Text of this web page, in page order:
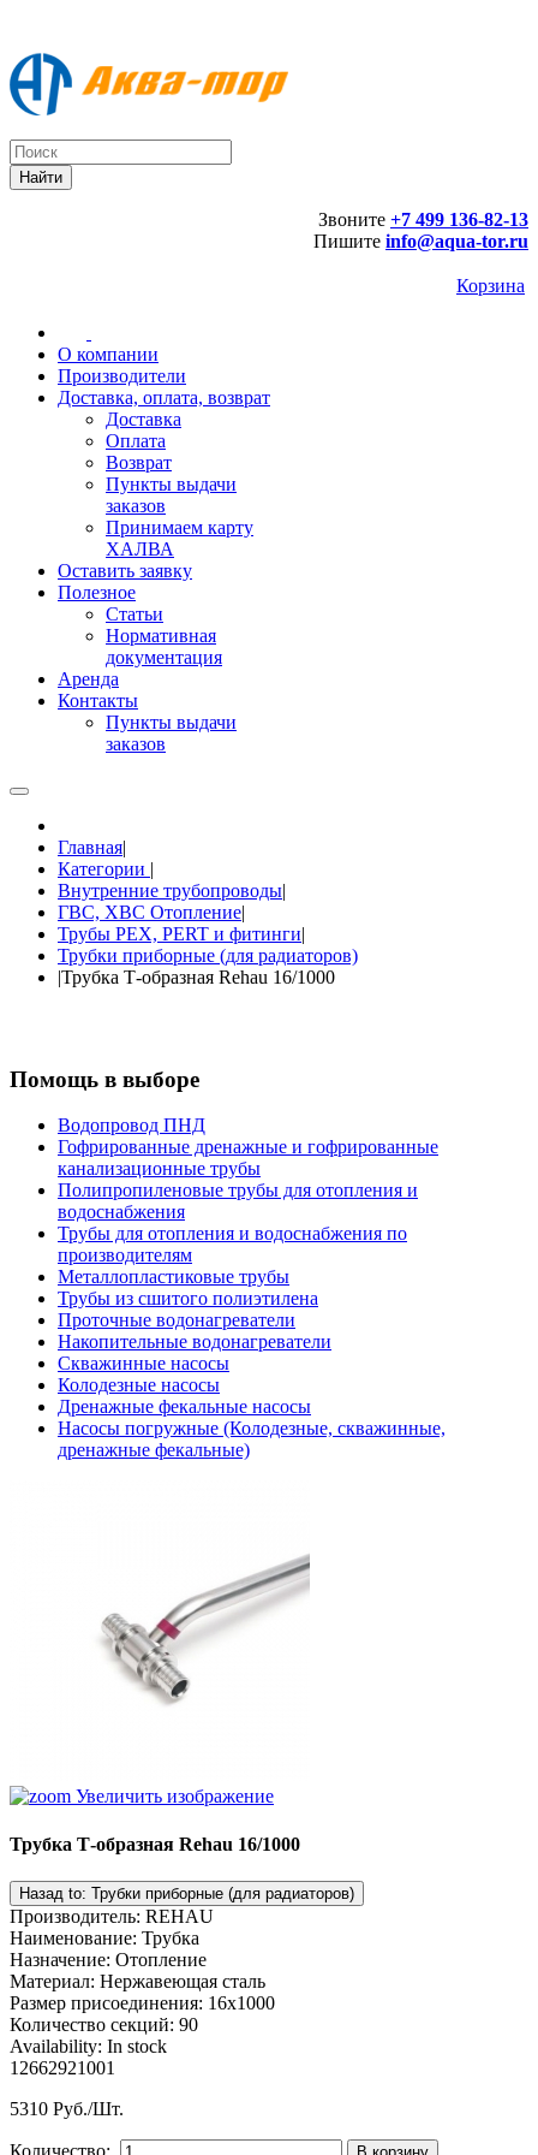
Звоните +7 499 136-82-13
Пишите info@aqua-tor.ru
Корзина
О компании
Производители
Доставка, оплата, возврат
Доставка
Оплата
Возврат
Пункты выдачи
заказов
Принимаем карту
ХАЛВА
Оставить заявку
Полезное
Статьи
Нормативная
документация
Аренда
Контакты
Пункты выдачи
заказов
Главная|
Категории |
Внутренние трубопроводы|
ГВС, ХВС Отопление|
Трубы PEX, PERT и фитинги|
Трубки приборные (для радиаторов)
|Трубка Т-образная Rehau 16/1000
Помощь в выборе
Водопровод ПНД
Гофрированные дренажные и гофрированные
канализационные трубы
Полипропиленовые трубы для отопления и
водоснабжения
Трубы для отопления и водоснабжения по
производителям
Металлопластиковые трубы
Трубы из сшитого полиэтилена
Проточные водонагреватели
Накопительные водонагреватели
Скважинные насосы
Колодезные насосы
Дренажные фекальные насосы
Насосы погружные (Колодезные, скважинные,
дренажные фекальные)
Увеличить изображение
Трубка Т-образная Rehau 16/1000
Производитель: REHAU
Наименование: Трубка
Назначение: Отопление
Материал: Нержавеющая сталь
Размер присоединения: 16x1000
Количество секций: 90
Availability: In stock
12662921001
5310 Руб./Шт.
Количество: